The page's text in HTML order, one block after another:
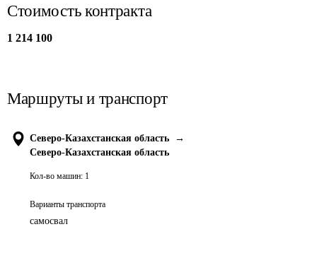
Стоимость контракта
1 214 100
Маршруты и транспорт
Северо-Казахстанская область
→
Северо-Казахстанская область
Кол-во машин: 1
Варианты транспорта
самосвал